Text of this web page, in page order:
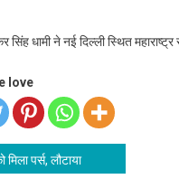
सिंह धामी ने नई दिल्ली स्थित
love
मिला पर्स, लौटाया